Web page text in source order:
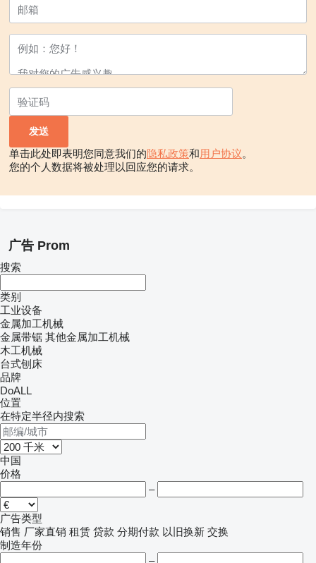
单击此处即表明您同意我们的隐私政策和用户协议。
您的个人数据将被处理以回应您的请求。
广告 Prom
搜索
类别
工业设备
金属加工机械
金属带锯 其他金属加工机械
木工机械
台式刨床
品牌
DoALL
位置
在特定半径内搜索
中国
价格
–
广告类型
销售 厂家直销 租赁 贷款 分期付款 以旧换新 交换
制造年份
–